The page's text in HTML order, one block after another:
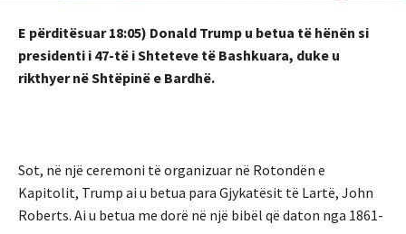
E përditësuar 18:05) Donald Trump u betua të hënën si
presidenti i 47-të i Shteteve të Bashkuara, duke u
rikthyer në Shtëpinë e Bardhë.
Sot, në një ceremoni të organizuar në Rotondën e
Kapitolit, Trump ai u betua para Gjykatësit të Lartë, John
Roberts. Ai u betua me dorë në një bibël që daton nga 1861-